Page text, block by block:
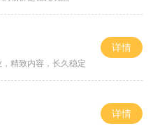
精致内容，长久稳定
详情
详情